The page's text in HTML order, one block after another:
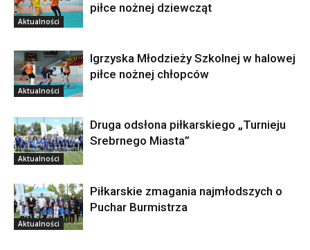
Aktualności
piłce nożnej dziewcząt
Aktualności
Igrzyska Młodzieży Szkolnej w halowej
piłce nożnej chłopców
Aktualności
Druga odsłona piłkarskiego „Turnieju
Srebrnego Miasta”
Aktualności
Piłkarskie zmagania najmłodszych o
Puchar Burmistrza